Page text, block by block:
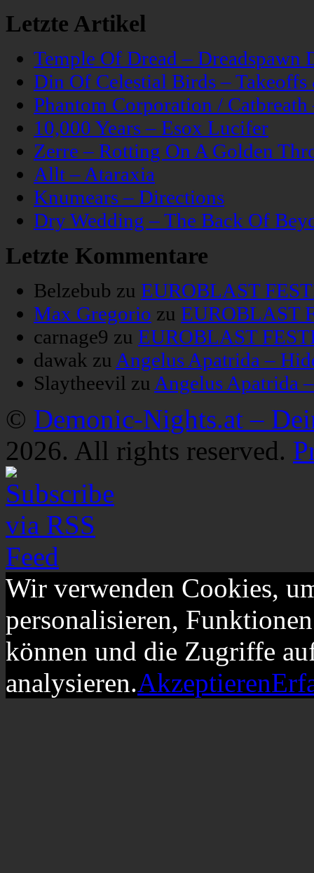
Letzte Artikel
Temple Of Dread – Dreadspawn
Din Of Celestial Birds –
Phantom Corporation /
10,000 Years – Esox Lucifer
Zerre – Rotting On A Golden
Allt – Ataraxia
Knumears – Directions
Dry Wedding – The Back Of
Letzte Kommentare
Belzebub zu EUROBLAST
Max Gregorio zu EUROBLAST
carnage9 zu EUROBLAST
dawak zu Angelus Apatrida –
Slaytheevil zu Angelus Apatrida
© Demonic-Nights.at –
2026. All rights reserved.
Wir verwenden Cookies,
personalisieren,
können und die Zugriffe
analysieren.Akzeptieren